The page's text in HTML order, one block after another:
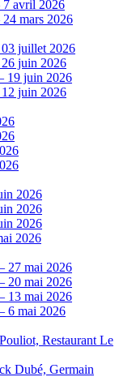
7 avril 2026
24 mars 2026
juillet 2026
juin 2026
19 juin 2026
juin 2026
2026
2026
2026
2026
27 mai 2026
20 mai 2026
13 mai 2026
6 mai 2026
Restaurant Le
Dubé, Germain